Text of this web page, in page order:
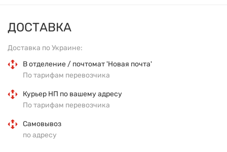
ДОСТАВКА
Доставка по Украине:
В отделение / почтомат 'Новая почта'
По тарифам перевозчика
Курьер НП по вашему адресу
По тарифам перевозчика
Самовывоз
по адресу
инфекции, герпес, полиомиелит, гепатиты всех
видов, включая гепатиты А, В и С, ВИЧ-инфекция,
аденовирус и пр.), грибов рода Кандида,
Трихофитон. В производстве использован
изопропиловый спирт высокой степени очистки,
фармакопейного качества - не обладающего кожно-
резорбтивным и сенсибилизирующим действием.
РЕКОМЕНДАЦИИ ПО ПРИМЕНЕНИЮ